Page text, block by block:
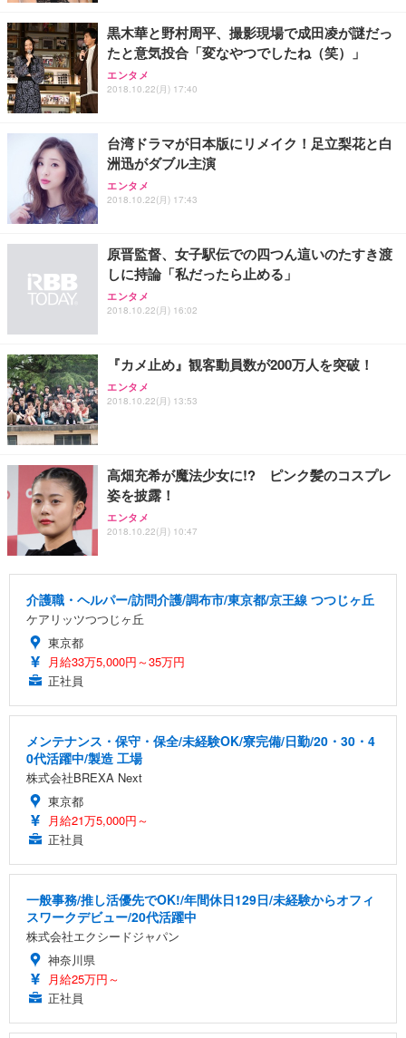
黒木華と野村周平、撮影現場で成田凌が謎だっ
たと意気投合「変なやつでしたね（笑）」
エンタメ
2018.10.22(月) 17:40
台湾ドラマが日本版にリメイク！足立梨花と白
洲迅がダブル主演
エンタメ
2018.10.22(月) 17:43
原晋監督、女子駅伝での四つん這いのたすき渡
しに持論「私だったら止める」
エンタメ
2018.10.22(月) 16:02
『カメ止め』観客動員数が200万人を突破！
エンタメ
2018.10.22(月) 13:53
高畑充希が魔法少女に!? ピンク髪のコスプレ
姿を披露！
エンタメ
2018.10.22(月) 10:47
介護職・ヘルパー/訪問介護/調布市/東京都/京王線 つつじヶ丘
ケアリッツつつじヶ丘
東京都
月給33万5,000円～35万円
正社員
メンテナンス・保守・保全/未経験OK/寮完備/日勤/20・30・4
0代活躍中/製造 工場
株式会社BREXA Next
東京都
月給21万5,000円～
正社員
一般事務/推し活優先でOK!/年間休日129日/未経験からオフィ
スワークデビュー/20代活躍中
株式会社エクシードジャパン
神奈川県
月給25万円～
正社員